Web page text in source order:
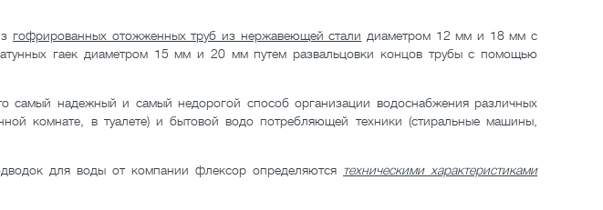
гофрированных отожженных труб из нержавеющей стали диаметром 12 мм и 18 мм с
гаек диаметром 15 мм и 20 мм путем развальцовки концов трубы с помощью
самый надежный и самый недорогой способ организации водоснабжения различных
комнате, в туалете) и бытовой водо потребляющей техники (стиральные машины,
для воды от компании флексор определяются техническими характеристиками